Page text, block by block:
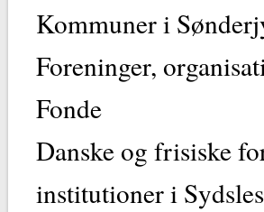
Kommuner i
Foreninger,
Fonde
Danske og frisiske
institutioner i